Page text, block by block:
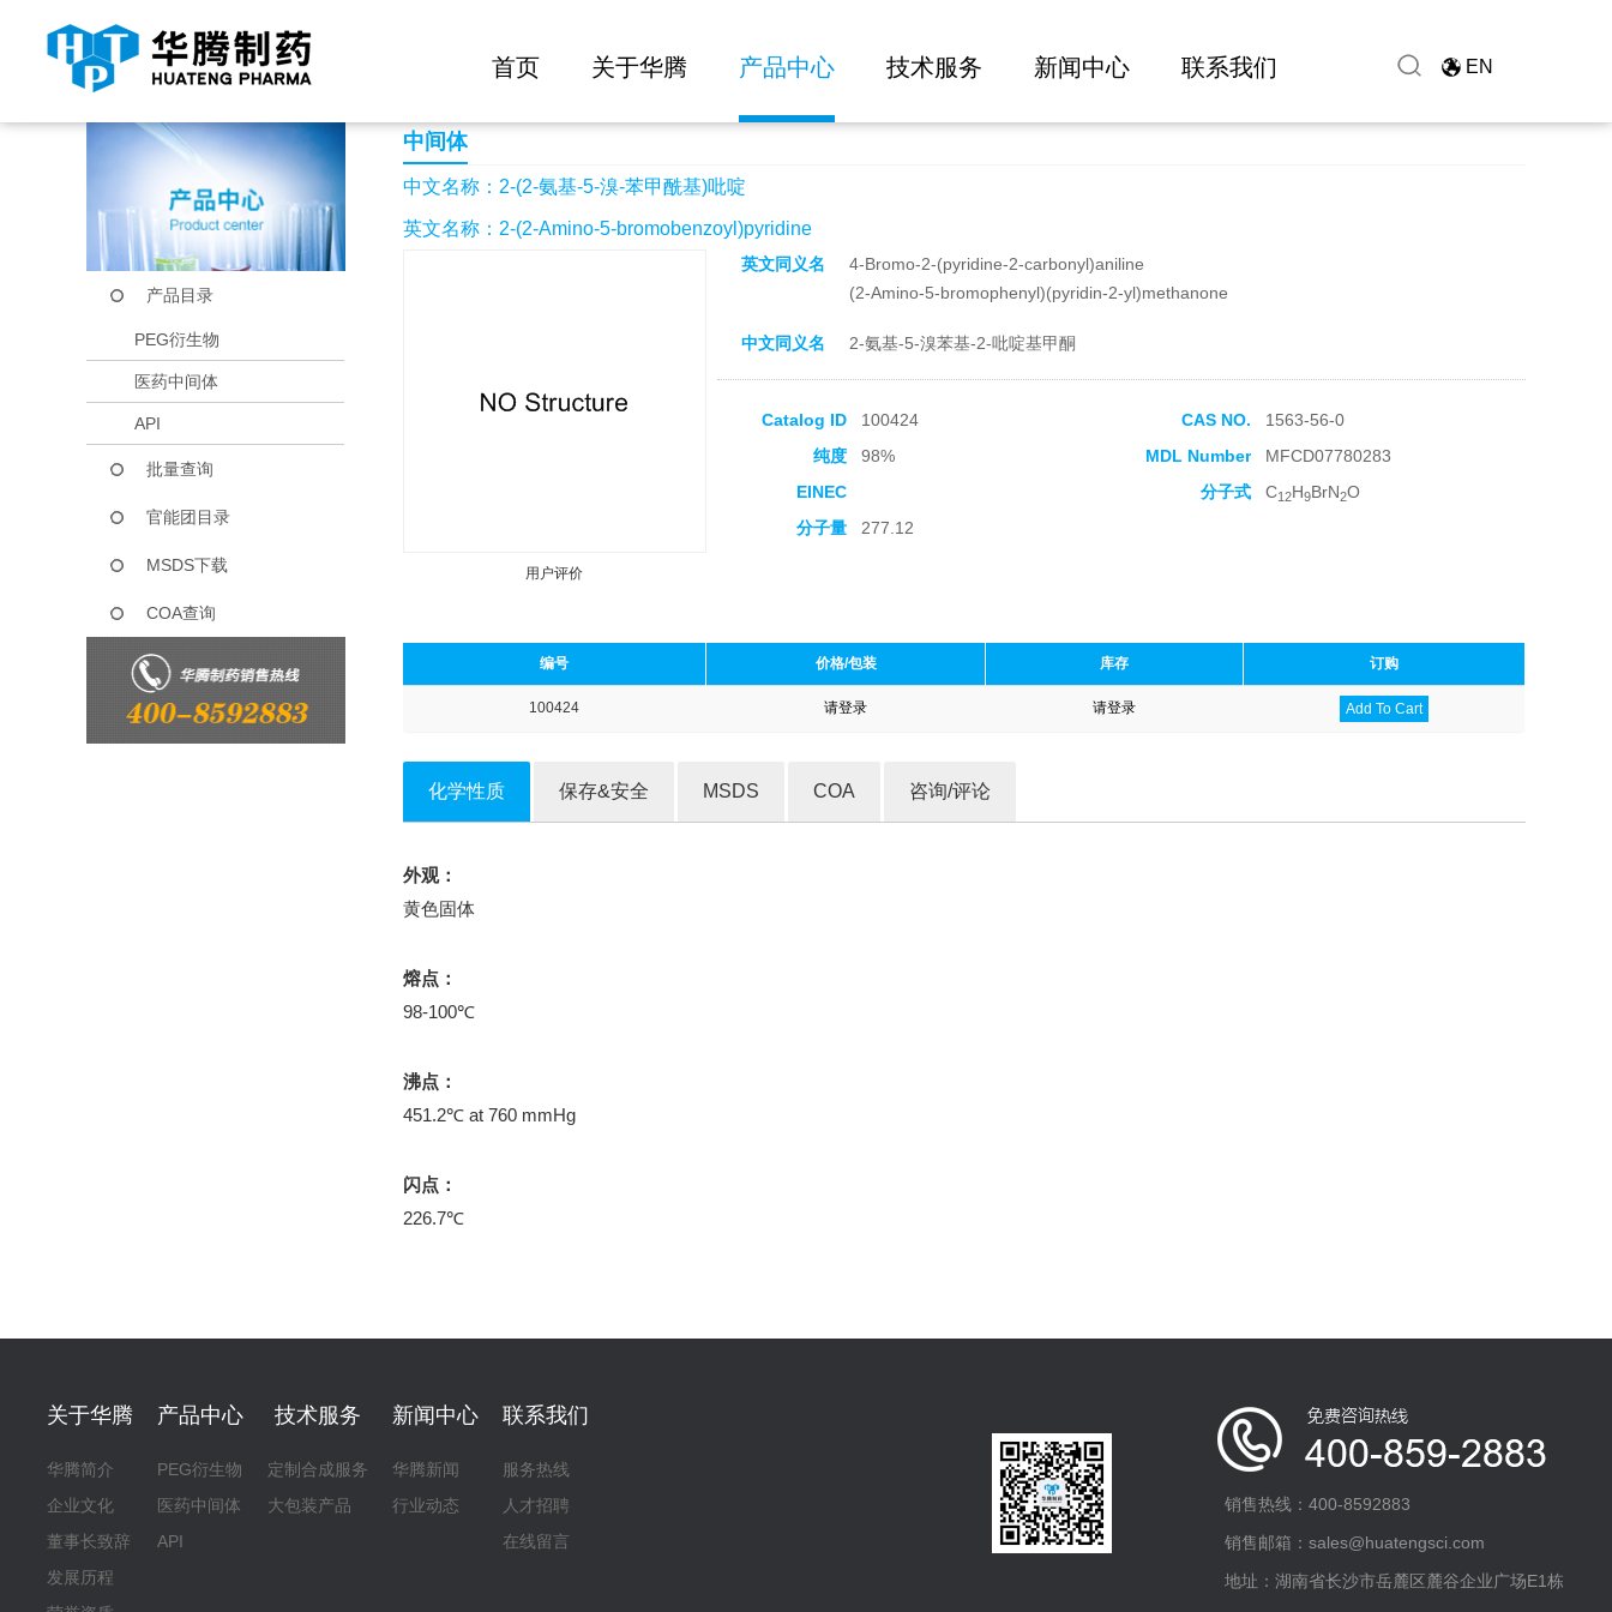
首页 关于华腾 产品中心 技术服务 新闻中心 联系我们 EN
当前位置： 首页 产品中心 2-(2-氨基-5-溴-苯甲酰基)吡啶
产品目录
PEG衍生物
医药中间体
API
批量查询
官能团目录
MSDS下载
COA查询
中间体
中文名称：2-(2-氨基-5-溴-苯甲酰基)吡啶
英文名称：2-(2-Amino-5-bromobenzoyl)pyridine
用户评价
英文同义名
4-Bromo-2-(pyridine-2-carbonyl)aniline
(2-Amino-5-bromophenyl)(pyridin-2-yl)methanone
中文同义名 2-氨基-5-溴苯基-2-吡啶基甲酮
Catalog ID 100424 CAS NO.
1563-56-0
纯度
98% MDL Number
MFCD07780283
EINEC
分子式 C12H9BrN2O
分子量
277.12
编号 价格/包装 库存 订购
100424 请登录 请登录 Add To Cart
化学性质 保存&安全 MSDS COA 咨询/评论
外观：
黄色固体
熔点：
98-100℃
沸点：
451.2℃ at 760 mmHg
闪点：
226.7℃
关于华腾
华腾简介
企业文化
董事长致辞
发展历程
产品中心
PEG衍生物
医药中间体
API
技术服务
定制合成服务
大包装产品
新闻中心
华腾新闻
行业动态
联系我们
服务热线
人才招聘
在线留言
销售热线：400-8592883
销售邮箱：sales@huatengsci.com
地址：湖南省长沙市岳麓区麓谷企业广场E1栋